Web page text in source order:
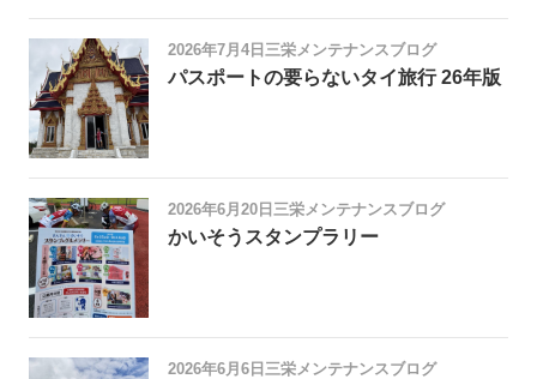
2026年7月4日 三栄メンテナンスブログ
パスポートの要らないタイ旅行 26年版
2026年6月20日 三栄メンテナンスブログ
かいそうスタンプラリー
2026年6月6日 三栄メンテナンスブログ